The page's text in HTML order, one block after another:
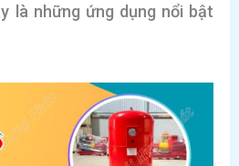
là những ứng dụng nổi bật